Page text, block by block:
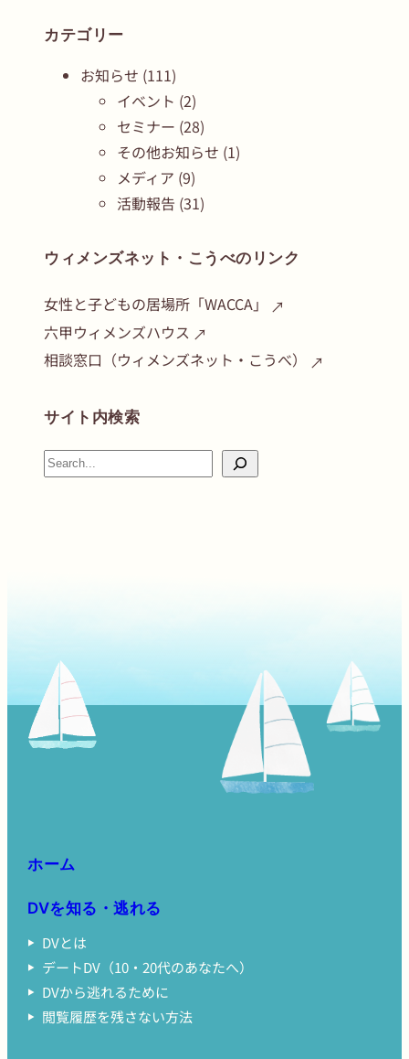
カテゴリー
お知らせ (111)
イベント (2)
セミナー (28)
その他お知らせ (1)
メディア (9)
活動報告 (31)
ウィメンズネット・こうべのリンク
女性と子どもの居場所「WACCA」
六甲ウィメンズハウス
相談窓口（ウィメンズネット・こうべ）
サイト内検索
検
ホーム
DVを知る・逃れる
DVとは
デートDV（10・20代のあなたへ）
DVから逃れるために
閲覧履歴を残さない方法